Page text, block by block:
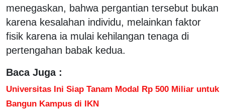
menegaskan, bahwa pergantian tersebut bukan
karena kesalahan individu, melainkan faktor
fisik karena ia mulai kehilangan tenaga di
pertengahan babak kedua.
Baca Juga :
Universitas Ini Siap Tanam Modal Rp 500 Miliar untuk
Bangun Kampus di IKN